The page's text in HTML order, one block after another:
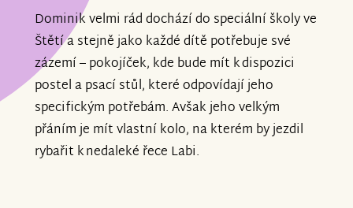
Dominik velmi rád dochází do speciální školy ve
Štětí a stejně jako každé dítě potřebuje své
zázemí – pokojíček, kde bude mít k dispozici
postel a psací stůl, které odpovídají jeho
specifickým potřebám. Avšak jeho velkým
přáním je mít vlastní kolo, na kterém by jezdil
rybařit k nedaleké řece Labi.